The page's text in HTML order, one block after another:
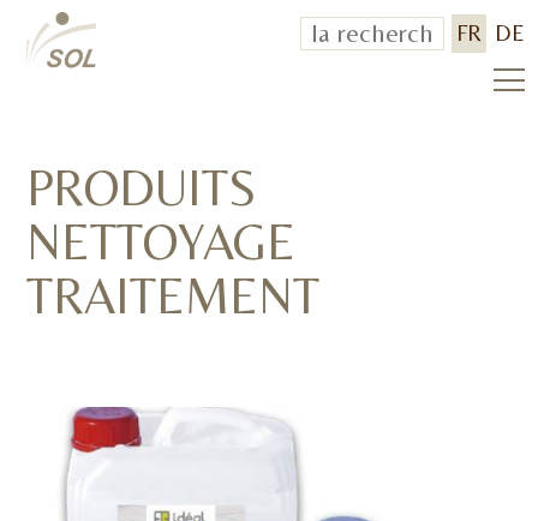
FR DE
PRODUITS
NETTOYAGE
TRAITEMENT